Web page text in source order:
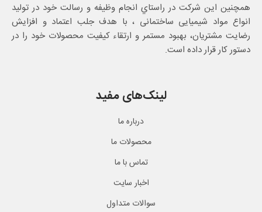
همچنین این شرکت در راستاي انجام وظيفه و رسالت خود در تولید
انواع مواد شیمیایی ساختمانی ، با هدف جلب اعتماد و افزایش
رضایت مشتریان، بهبود مستمر و ارتقاء کیفیت محصولات خود را در
دستور کار قرار داده است.
لینک‌های مفید
درباره ما
محصولات ما
تماس با ما
اخبار سایت
سوالات متداول